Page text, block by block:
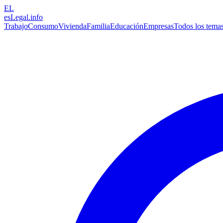
EL
esLegal.info
TrabajoConsumoViviendaFamiliaEducaciónEmpresasTodos los